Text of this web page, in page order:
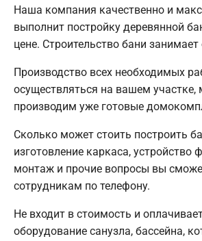
Наша компания качественно и
выполнит постройку деревянной
цене. Строительство бани занимает
Производство всех необходимых
осуществляться на вашем участке,
производим уже готовые
Сколько может стоить построить
изготовление каркаса,
монтаж и прочие вопросы вы
сотрудникам по телефону.
Не входит в стоимость и
оборудование санузла, бассейна,